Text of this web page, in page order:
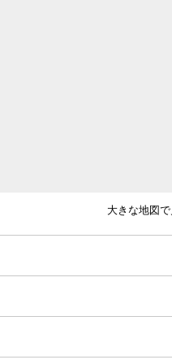
大きな地図